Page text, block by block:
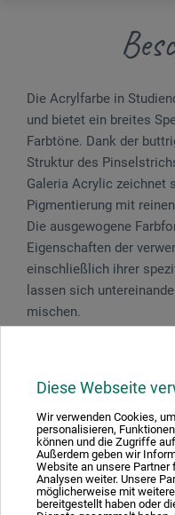
Diese Webseite
Wir verwenden Cookies,
personalisieren,
können und die Zugriffe
Außerdem geben wir
Website an unsere Partner
Analysen weiter. Unsere
möglicherweise mit
bereitgestellt haben oder
Die Acrylfarbe in
und bietet ein breites
Farbtöne. Dank der
Struktur des
Galeria Acrylic zeichnet
Pigmentierung mit
Die ausgewogene
Eigenschaften der
einschließlich ihrer
lassen sich
mischen.
Umbra gebrannt.
Enthält 1,2-